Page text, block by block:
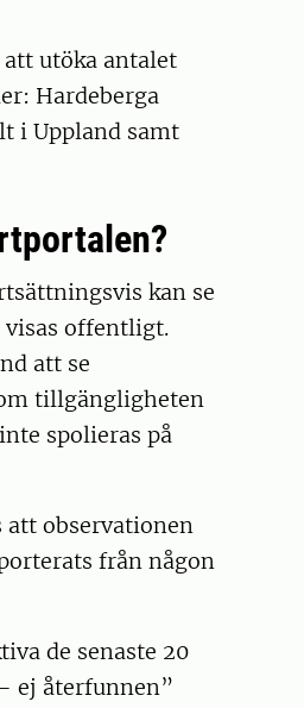
utöka antalet
Hardeberga
i Uppland samt
kan se
visas offentligt.
att se
tillgängligheten
spolieras på
att observationen
från någon
de senaste 20
ej återfunnen”